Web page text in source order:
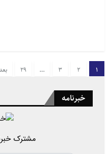
1
2
3
…
29
خبرنامه
مشترک